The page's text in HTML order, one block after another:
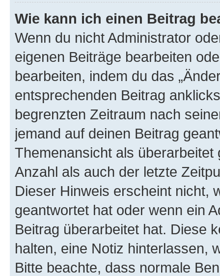
Wie kann ich einen Beitrag
Wenn du nicht Administrator
eigenen Beiträge bearbeiten
bearbeiten, indem du das
entsprechenden Beitrag
begrenzten Zeitraum nach
jemand auf deinen Beitrag
Themenansicht als
Anzahl als auch der letzte
Dieser Hinweis erscheint nicht,
geantwortet hat oder wenn ein
Beitrag überarbeitet hat. Diese
halten, eine Notiz hinterlassen,
Bitte beachte, dass normale